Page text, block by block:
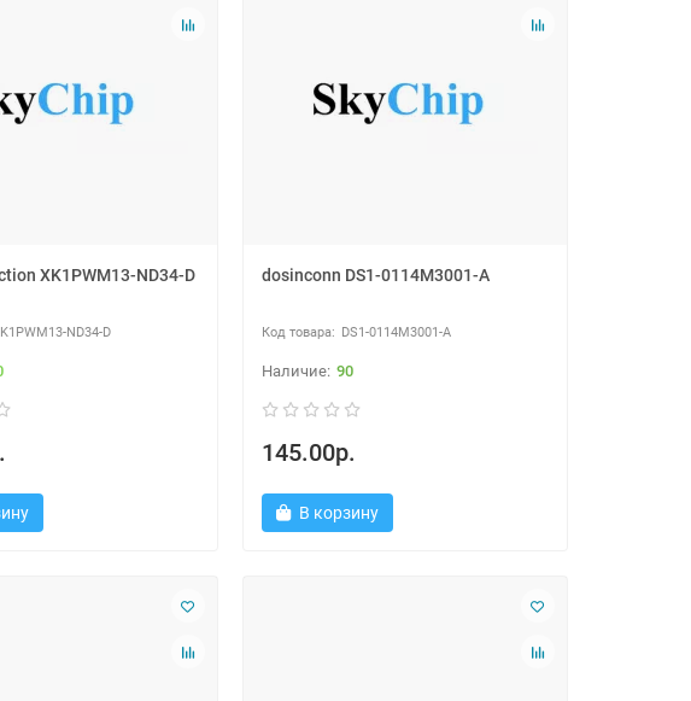
XK1PWM13-ND34-D
ND34-D
dosinconn DS1-0114M3001-A
DS1-0114M3001-A
90
145.00р.
В корзину